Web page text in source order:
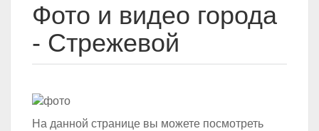
Фото и видео города
- Стрежевой
На данной странице вы можете посмотреть